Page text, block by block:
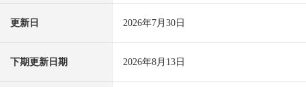
更新日 2026年7月30日
下期更新日期 2026年8月13日